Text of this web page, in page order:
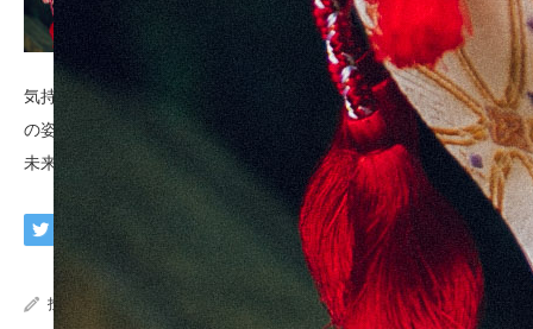
気持ちに寄り添い、その人の「今」を撮る。今だから撮れる真実
の姿。
未来に語る大切な「今」を残そう。
投稿者: imaphoto